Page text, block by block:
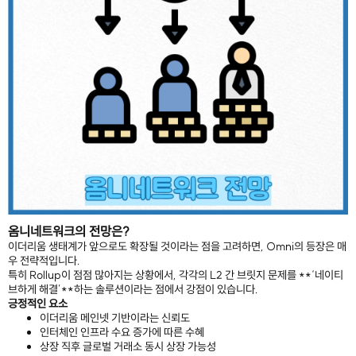
옴니네트워크의 전망은?
이더리움 생태계가 앞으로도 확장될 것이라는 점을 고려하면, Omni의 등장은 매
우 전략적입니다.
특히 Rollup이 점점 많아지는 상황에서, 각각의 L2 간 브릿지 문제를 **‘네이티
브하게 해결’**하는 솔루션이라는 점에서 강점이 있습니다.
긍정적인 요소
이더리움 메인넷 기반이라는 신뢰도
인터체인 인프라 수요 증가에 따른 수혜
상장 직후 글로벌 거래소 동시 상장 가능성